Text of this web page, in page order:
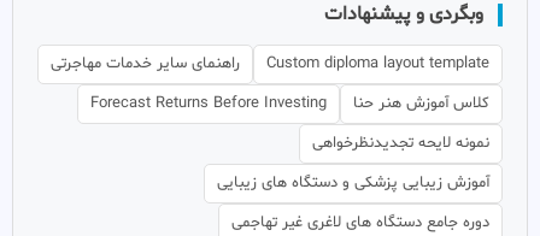
وبگردی و پیشنهادات
Custom diploma layout template
راهنمای سایر خدمات مهاجرتی
کلاس آموزش هنر حنا
Forecast Returns Before Investing
نمونه لایحه تجدیدنظرخواهی
آموزش زیبایی پزشکی و دستگاه های زیبایی
دوره جامع دستگاه های لاغری غیر تهاجمی